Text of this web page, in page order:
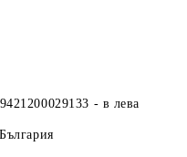
- в лева